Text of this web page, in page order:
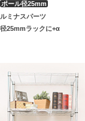
ルミナスパーツ
径25mmラックに+α